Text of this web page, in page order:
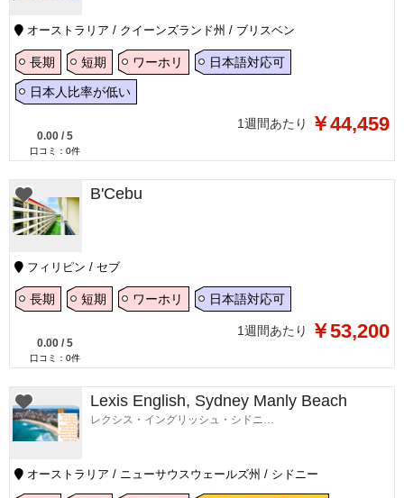
オーストラリア / クイーンズランド州 / ブリスベン
長期 短期 ワーホリ 日本語対応可
日本人比率が低い
0.00 / 5
口コミ： 0件
1週間あたり ￥44,459
B'Cebu
フィリピン / セブ
長期 短期 ワーホリ 日本語対応可
0.00 / 5
口コミ： 0件
1週間あたり ￥53,200
Lexis English, Sydney Manly Beach
レクシス・イングリッシュ・シドニーマンリービーチ校
オーストラリア / ニューサウスウェールズ州 / シドニー